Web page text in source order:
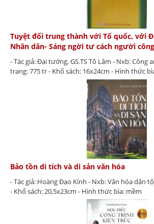
Tuyệt đối trung thành với Tổ quốc, với
Nhân dân- Sáng ngời tư cách người
- Tác giả: Đại tướng, GS.TS Tô Lâm - Nxb: Công
trang: 775 tr - Khổ sách: 16x24cm - Hình thức
Bảo tồn di tích và di sản văn hóa
- Tác giả: Hoàng Đạo Kính - Nxb: Văn hóa dân
- Khổ sách: 20,5x23cm - Hình thức bìa: mềm